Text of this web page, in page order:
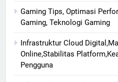
Gaming Tips, Optimasi
Gaming, Teknologi Gaming
Infrastruktur Cloud
Online,Stabilitas
Pengguna